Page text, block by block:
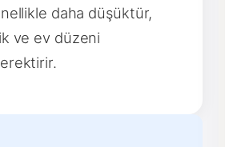
daha düşüktür,
ve ev düzeni